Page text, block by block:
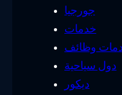
جورجيا
خدمات
وظائف
دول سياحية
ديكور